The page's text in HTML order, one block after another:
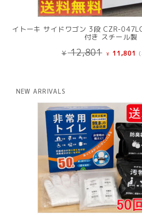
イトーキ サイドワゴン 3段 CZR-
付き スチール製
¥12,801 元
で
し
た。
¥ 11,801
¥
(
NEW ARRIVALS